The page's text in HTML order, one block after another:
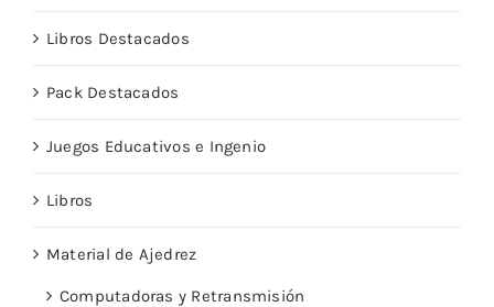
Libros Destacados
Pack Destacados
Juegos Educativos e Ingenio
Libros
Material de Ajedrez
Computadoras y Retransmisión